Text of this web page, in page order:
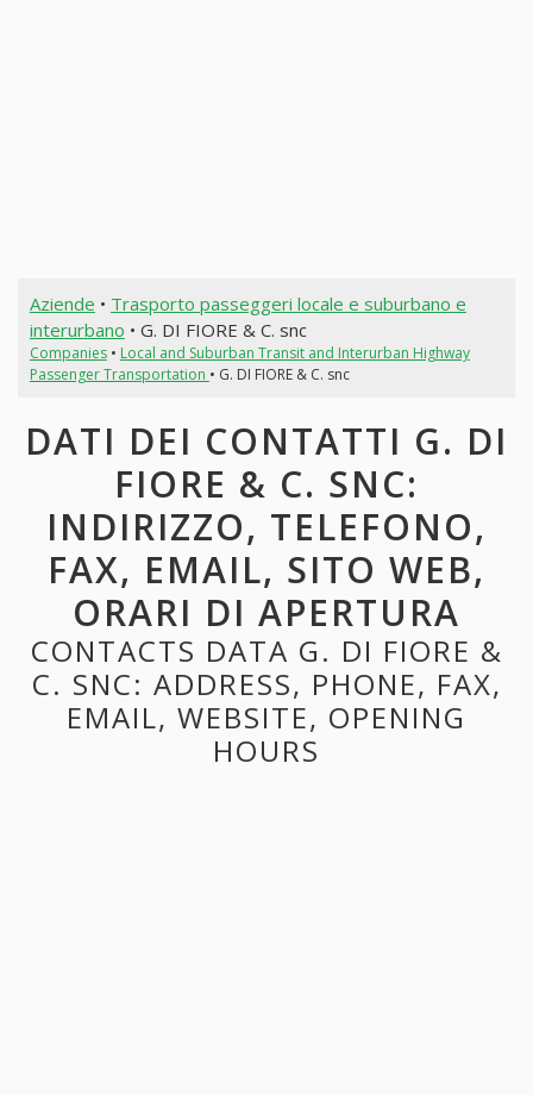
Aziende • Trasporto passeggeri locale e suburbano e
interurbano • G. DI FIORE & C. snc
Companies• Local and Suburban Transit and Interurban Highway
Passenger Transportation • G. DI FIORE & C. snc
DATI DEI CONTATTI G. DI
FIORE & C. SNC:
INDIRIZZO, TELEFONO,
FAX, EMAIL, SITO WEB,
ORARI DI APERTURA
CONTACTS DATA G. DI FIORE &
C. SNC: ADDRESS, PHONE, FAX,
EMAIL, WEBSITE, OPENING
HOURS